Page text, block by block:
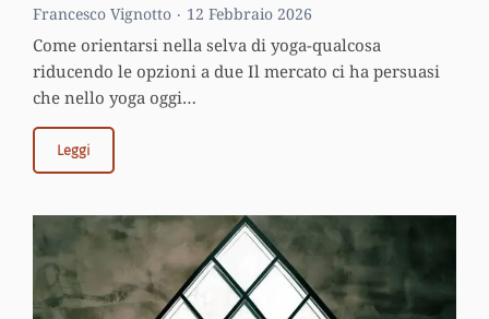
Francesco Vignotto 12 Febbraio 2026
Come orientarsi nella selva di yoga-qualcosa
riducendo le opzioni a due Il mercato ci ha persuasi
che nello yoga oggi…
Leggi
Ci
solo
due
yoga,